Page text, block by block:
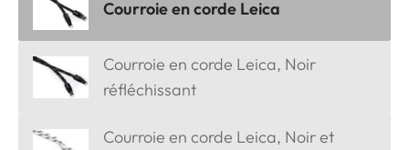
Courroie en corde Leica
Courroie en corde Leica, Noir
réfléchissant
Courroie en corde Leica, Noir et